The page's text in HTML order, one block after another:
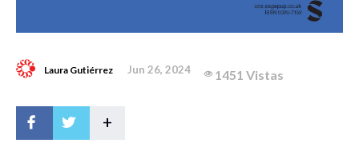
Laura Gutiérrez Jun 26, 2024 1451 Vistas
+